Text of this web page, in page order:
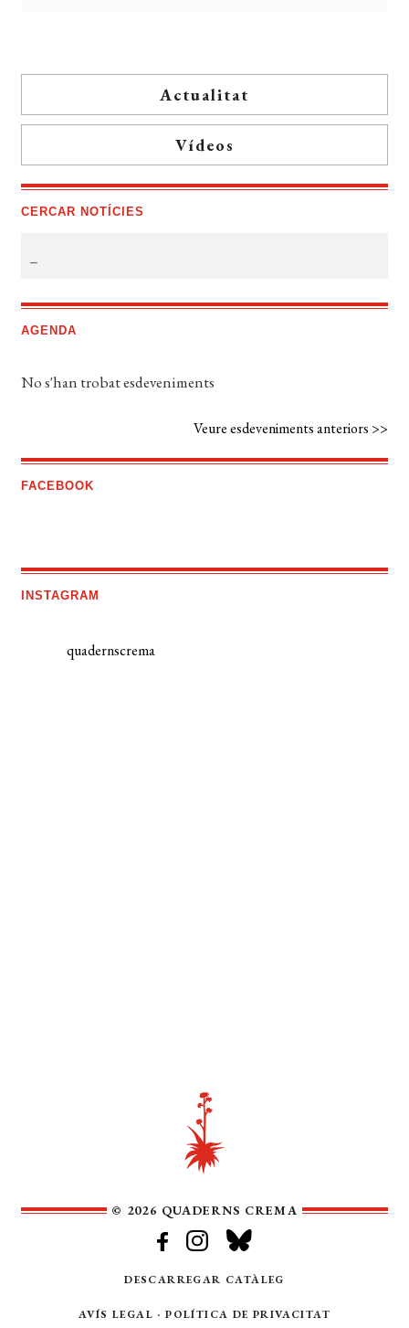
Actualitat
Vídeos
CERCAR NOTÍCIES
AGENDA
No s'han trobat esdeveniments
Veure esdeveniments anteriors >>
FACEBOOK
INSTAGRAM
quadernscrema
© 2026 QUADERNS CREMA
DESCARREGAR CATÀLEG
AVÍS LEGAL ·POLÍTICA DE PRIVACITAT